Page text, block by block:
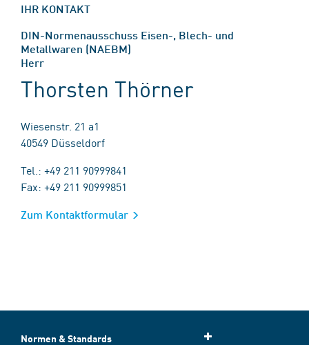
IHR KONTAKT
DIN-Normenausschuss Eisen-, Blech- und
Metallwaren (NAEBM)
Herr
Thorsten Thörner
Wiesenstr. 21 a1
40549 Düsseldorf
Tel.: +49 211 90999841
Fax: +49 211 90999851
Zum Kontaktformular
Normen & Standards